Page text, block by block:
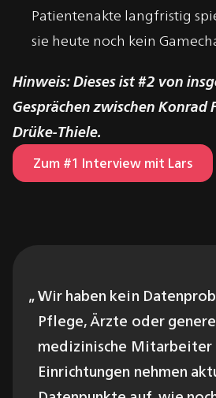
Patientenakte langfristig
sie heute noch kein
Hinweis: Dieses ist #2 von
Gesprächen zwischen Konrad
Drüke-Thiele.
Zum #1 Interview mit Lars
Wir haben kein
Pflege, Ärzte oder
medizinische Mitarbeiter
Einrichtungen nehmen